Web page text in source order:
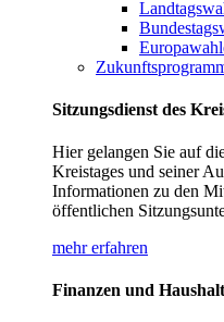
Sitzungsdienst des
Hier gelangen Sie auf
Kreistages und seiner
Informationen zu den
öffentlichen
mehr erfahren
Finanzen und Haushalt